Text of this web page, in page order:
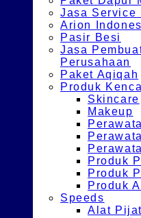
Jasa Service
Arion
Pasir Besi
Jasa
Perusahaan
Paket Aqiqah
Produk
Skincare
Makeup
Produk
Produk
Produk
Speeds
Alat Pijat